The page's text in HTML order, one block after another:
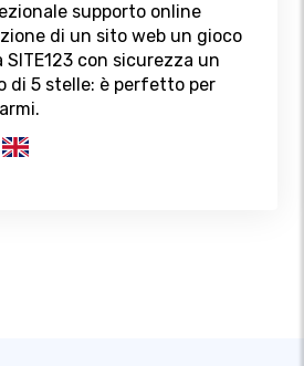
supporto online
di un sito web un gioco
SITE123 con sicurezza un
di 5 stelle: è perfetto per